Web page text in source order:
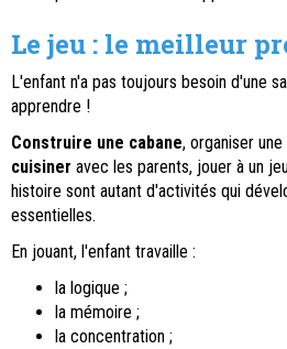
Le jeu : le meilleur
L'enfant n'a pas toujours besoin d'une
apprendre !
Construire une cabane, organiser une
cuisiner avec les parents, jouer à un
histoire sont autant d'activités qui
essentielles.
En jouant, l'enfant travaille :
la logique ;
la mémoire ;
la concentration ;